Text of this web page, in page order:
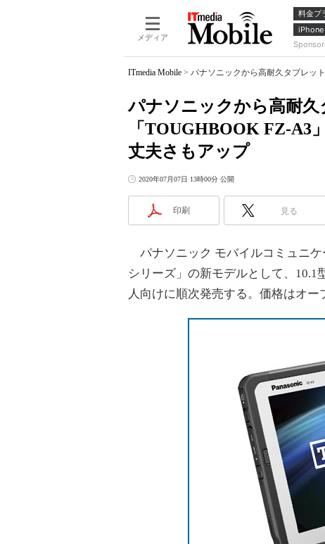
メディア
料金プ
iPhone
ITmedia Mobile > パナソニックから高耐久タブレッ
パナソニックから高耐久
「TOUGHBOOK FZ-
丈夫さもアップ
2020年07月07日 13時00分 公開
印刷 見る
パナソニック モバイルコミュニケ
シリーズ」の新モデルとして、10.1
人向けに順次発売する。価格はオー